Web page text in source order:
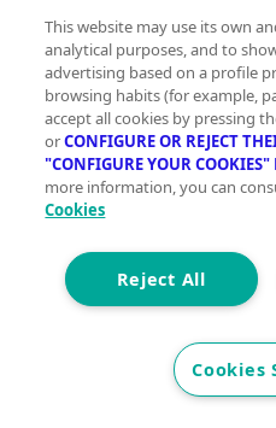
Inmuebles Información
somosServicios GreenTe
Síguenos
Contacto
hola@vivegreen.com
Condiciones de uso
This website may use its own
analytical purposes, and to
advertising based on a profile
browsing habits (for example,
accept all cookies by pressing
orCONFIGURE OR REJECT
"CONFIGURE YOUR
more information, you can
Cookies
Reject All
Cookies